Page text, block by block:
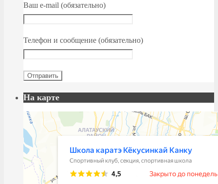
Ваш e-mail (обязательно)
Телефон и сообщение (обязательно)
На карте